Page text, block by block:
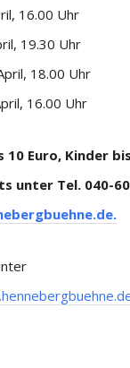
16.00 Uhr
19.30 Uhr
18.00 Uhr
16.00 Uhr
Euro, Kinder
unter Tel. 040-